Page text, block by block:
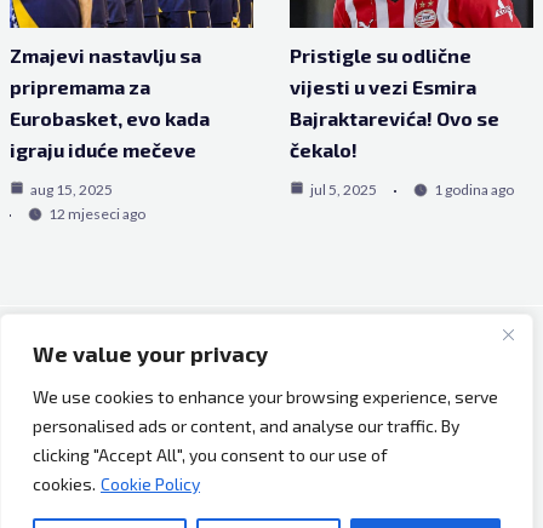
We value your privacy
We use cookies to enhance your browsing experience, serve
personalised ads or content, and analyse our traffic. By
clicking "Accept All", you consent to our use of
cookies. Cookie Policy
Zmajevi nastavlju sa
pripremama za
Eurobasket, evo kada
igraju iduće mečeve
aug 15, 2025
12 mjeseci ago
Pristigle su odlične
vijesti u vezi Esmira
Bajraktarevića! Ovo se
čekalo!
jul 5, 2025 1 godina ago
Copyright © 2026 Bh Dijaspora.
O nama
Marketing
Uslovi korištenja